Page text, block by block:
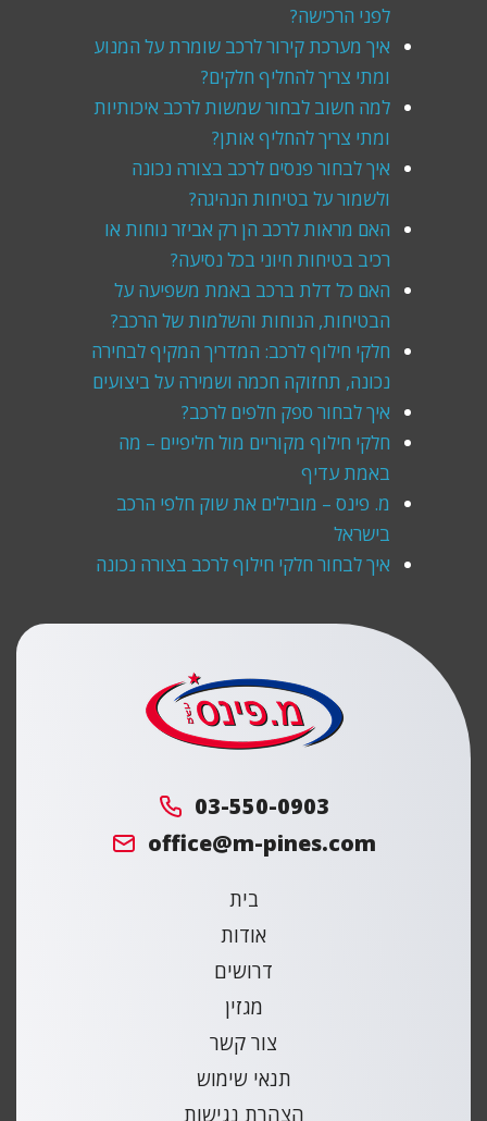
לפני הרכישה?
איך מערכת קירור לרכב שומרת על המנוע
ומתי צריך להחליף חלקים?
למה חשוב לבחור שמשות לרכב איכותיות
ומתי צריך להחליף אותן?
איך לבחור פנסים לרכב בצורה נכונה
ולשמור על בטיחות הנהיגה?
האם מראות לרכב הן רק אביזר נוחות או
רכיב בטיחות חיוני בכל נסיעה?
האם כל דלת ברכב באמת משפיעה על
הבטיחות, הנוחות והשלמות של הרכב?
חלקי חילוף לרכב: המדריך המקיף לבחירה
נכונה, תחזוקה חכמה ושמירה על ביצועים
איך לבחור ספק חלפים לרכב?
חלקי חילוף מקוריים מול חליפיים – מה
באמת עדיף
מ. פינס – מובילים את שוק חלפי הרכב
בישראל
איך לבחור חלקי חילוף לרכב בצורה נכונה
03-550-0903
office@m-pines.com
בית
אודות
דרושים
מגזין
צור קשר
תנאי שימוש
הצהרת נגישות